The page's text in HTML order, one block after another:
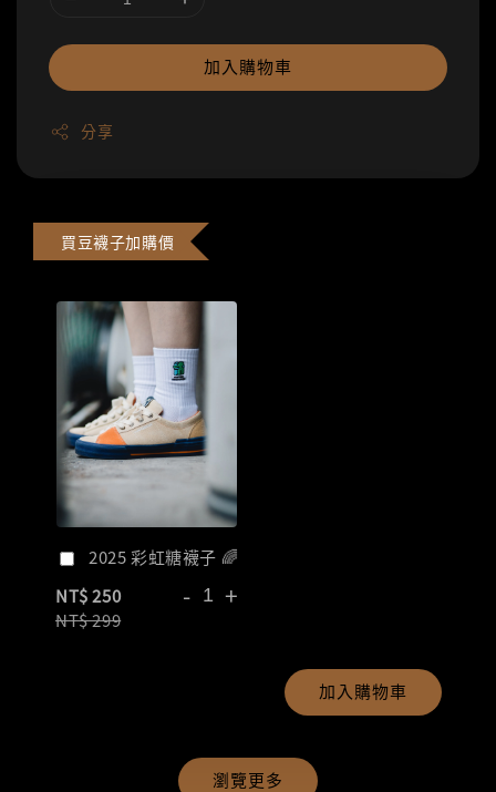
加入購物車
分享
買豆襪子加購價
2025 彩虹糖襪子 🌈
NT$ 250
NT$ 299
- +
加入購物車
瀏覽更多